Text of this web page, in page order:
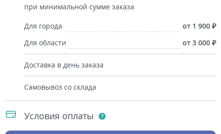
при минимальной сумме заказа
Для города
от 1 900
Для области
от 3 000
Доставка в день заказа
Самовывоз со склада
Условия оплаты